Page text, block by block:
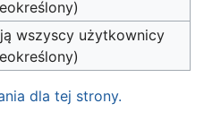
wszyscy użytkownicy
dla tej strony.